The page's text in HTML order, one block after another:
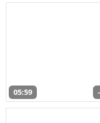
05:59